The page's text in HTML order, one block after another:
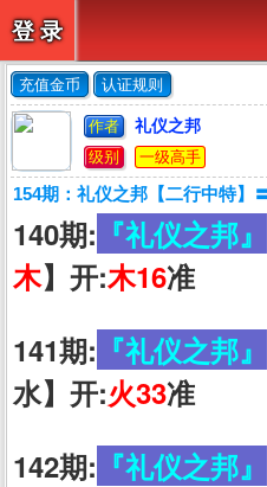
登 录
充值金币 认证规则
作者 礼仪之邦
级别
一级高手
154期：礼仪之邦【二行中特】
140期: 『礼仪之邦』
木】开:木16准
141期: 『礼仪之邦』
水】开:火33准
142期: 『礼仪之邦』